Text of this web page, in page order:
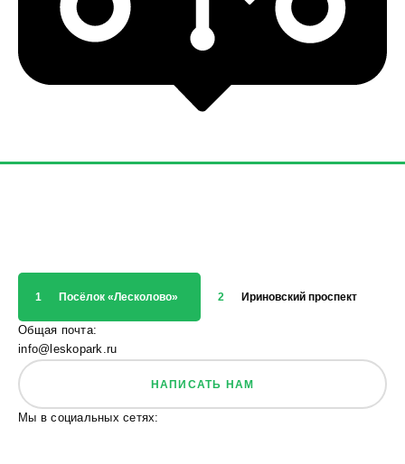
1 Посёлок «Лесколово» 2 Ириновский проспект
Общая почта:
info@leskopark.ru
НАПИСАТЬ НАМ
Мы в социальных сетях: